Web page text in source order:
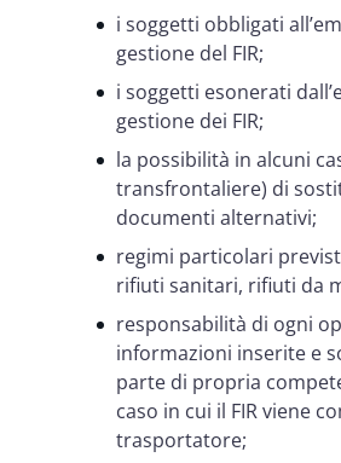
i soggetti obbligati
gestione del FIR;
i soggetti esonerati
gestione dei FIR;
la possibilità in alcuni
transfrontaliere) di
documenti alternativi;
regimi particolari
rifiuti sanitari, rifiuti da
responsabilità di ogni
informazioni inserite e
parte di propria
caso in cui il FIR viene
trasportatore;